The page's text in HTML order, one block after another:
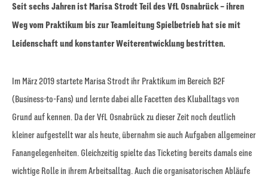
Seit sechs Jahren ist Marisa Strodt Teil des VfL Osnabrück – ihren
Weg vom Praktikum bis zur Teamleitung Spielbetrieb hat sie mit
Leidenschaft und konstanter Weiterentwicklung bestritten.
Im März 2019 startete Marisa Strodt ihr Praktikum im Bereich B2F
(Business-to-Fans) und lernte dabei alle Facetten des Kluballtags von
Grund auf kennen. Da der VfL Osnabrück zu dieser Zeit noch deutlich
kleiner aufgestellt war als heute, übernahm sie auch Aufgaben allgemeiner
Fanangelegenheiten. Gleichzeitig spielte das Ticketing bereits damals eine
wichtige Rolle in ihrem Arbeitsalltag. Auch die organisatorischen Abläufe